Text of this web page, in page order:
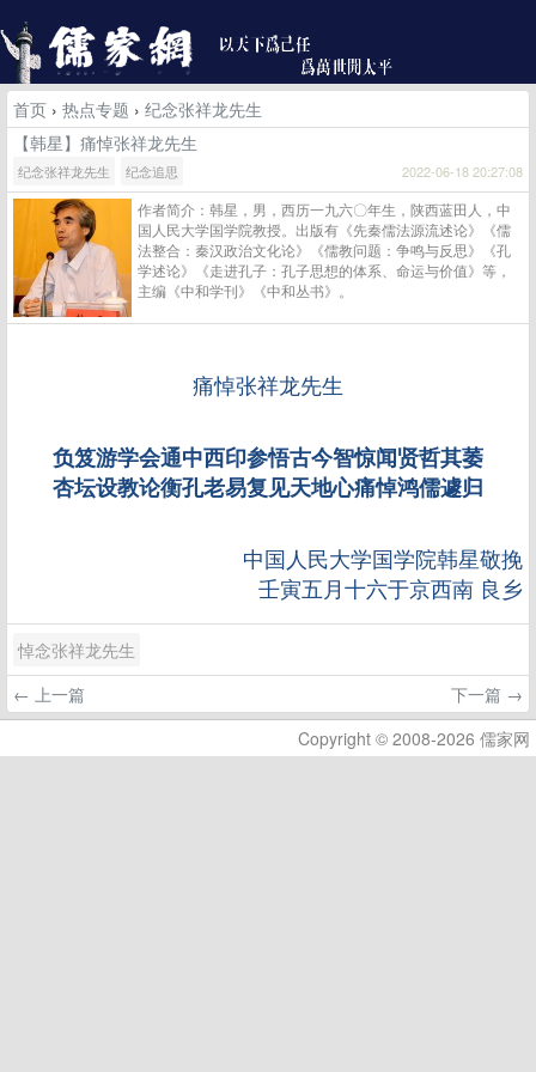
首页 › 热点专题 › 纪念张祥龙先生
【韩星】痛悼张祥龙先生
纪念张祥龙先生 纪念追思 2022-06-18 20:27:08
作者简介：韩星，男，西历一九六〇年生，陕西蓝田人，中
国人民大学国学院教授。出版有《先秦儒法源流述论》《儒
法整合：秦汉政治文化论》《儒教问题：争鸣与反思》《孔
学述论》《走进孔子：孔子思想的体系、命运与价值》等，
主编《中和学刊》《中和丛书》。
痛悼张祥龙先生
负笈游学会通中西印参悟古今智惊闻贤哲其萎
杏坛设教论衡孔老易复见天地心痛悼鸿儒遽归
中国人民大学国学院韩星敬挽
壬寅五月十六于京西南 良乡
悼念张祥龙先生
← 上一篇
下一篇 →
Copyright © 2008-2026 儒家网